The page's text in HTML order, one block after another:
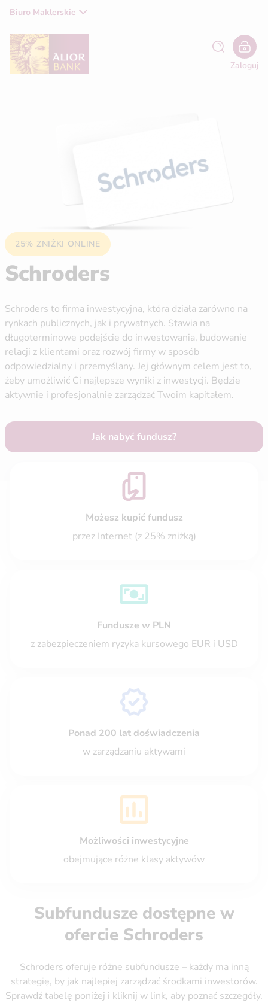
Biuro Maklerskie
Zaloguj
25% ZNIŻKI ONLINE
Schroders
Schroders to firma inwestycyjna, która działa zarówno na
rynkach publicznych, jak i prywatnych. Stawia na
długoterminowe podejście do inwestowania, budowanie
relacji z klientami oraz rozwój firmy w sposób
odpowiedzialny i przemyślany. Jej głównym celem jest to,
żeby umożliwić Ci najlepsze wyniki z inwestycji. Będzie
aktywnie i profesjonalnie zarządzać Twoim kapitałem.
Jak nabyć fundusz?
Możesz kupić fundusz
przez Internet (z 25% zniżką)
Fundusze w PLN
z zabezpieczeniem ryzyka kursowego EUR i USD
Ponad 200 lat doświadczenia
w zarządzaniu aktywami
Możliwości inwestycyjne
obejmujące różne klasy aktywów
Subfundusze dostępne w
ofercie Schroders
Schroders oferuje różne subfundusze – każdy ma inną
strategię, by jak najlepiej zarządzać środkami inwestorów.
Sprawdź tabelę poniżej i kliknij w link, aby poznać szczegóły.